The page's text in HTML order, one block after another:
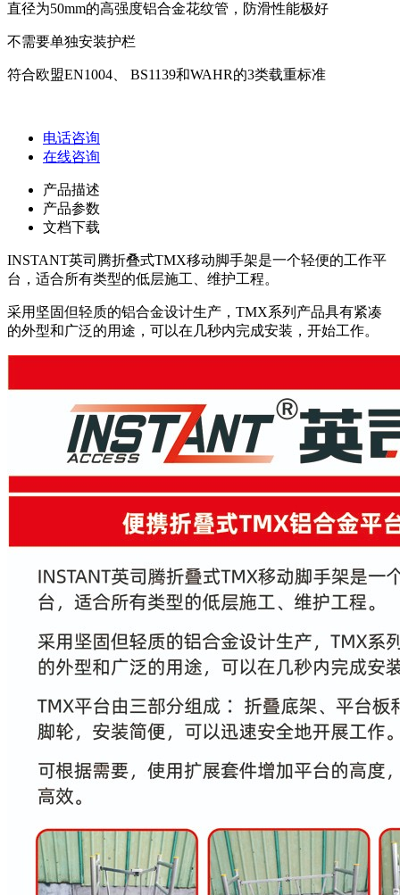
直径为50mm的高强度铝合金花纹管，防滑性能极好
不需要单独安装护栏
符合欧盟EN1004、 BS1139和WAHR的3类载重标准
电话咨询
在线咨询
产品描述
产品参数
文档下载
INSTANT英司腾折叠式TMX移动脚手架是一个轻便的工作平
台，适合所有类型的低层施工、维护工程。
采用坚固但轻质的铝合金设计生产，TMX系列产品具有紧凑
的外型和广泛的用途，可以在几秒内完成安装，开始工作。